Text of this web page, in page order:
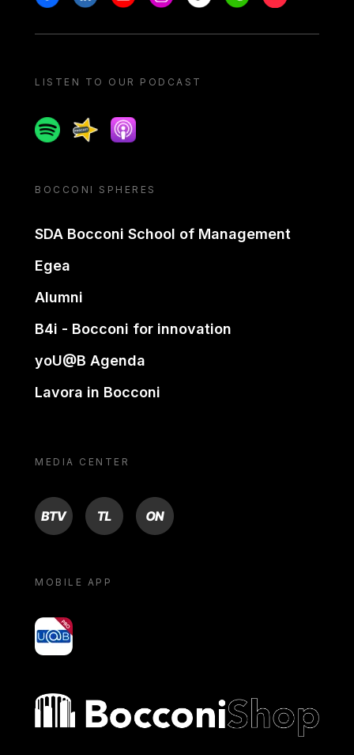
LISTEN TO OUR PODCAST
SpotifySpreakerApple podcast
BOCCONI SPHERES
SDA Bocconi School of Management
Egea
Alumni
B4i - Bocconi for innovation
yoU@B Agenda
Lavora in Bocconi
MEDIA CENTER
BTV TL ON
MOBILE APP
yoU@B
Bocconi shop